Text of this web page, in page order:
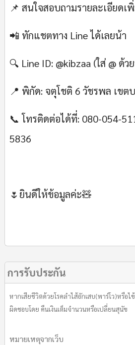
📌 สนใจสอบถามรายละเอียดเ
📲 ทักแชตทาง Line ได้เลยน้า
🔍 Line ID: @kibzaa (ใส่ @ ด้ว
📍 พิกัด: จตุโชติ 6 วัชรพล เขต
📞 โทรติดต่อได้ที่: 080-054-
5836
🌷ยินดีให้ข้อมูลค่ะ🧸
การรับประกัน
หากเสียชีวิตด้วยโรคลำไส้อักเสบ(พาร์โว)หรือ
ผิดชอบโดย คืนเงินเต็มจำนวนหรือเปลี่ยนสุนัข
หมายเหตุจากเว็บ